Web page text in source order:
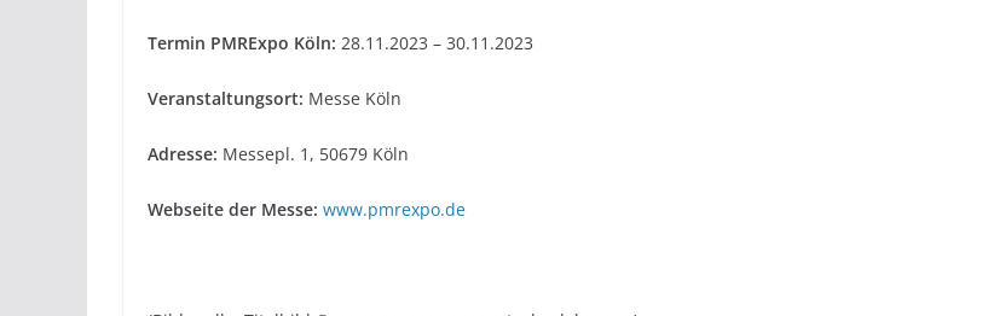
Termin PMRExpo Köln: 28.11.2023 – 30.11.2023
Veranstaltungsort: Messe Köln
Adresse: Messepl. 1, 50679 Köln
Webseite der Messe: www.pmrexpo.de